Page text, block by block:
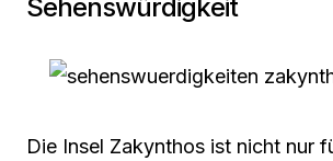
Sehenswürdigkeit
Die Insel Zakynthos ist nicht nur